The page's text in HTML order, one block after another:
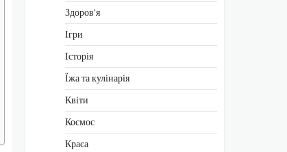
Здоров'я
Ігри
Історія
Їжа та кулінарія
Квіти
Космос
Краса